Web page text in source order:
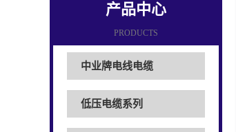
产品中心
PRODUCTS
中业牌电线电缆
低压电缆系列